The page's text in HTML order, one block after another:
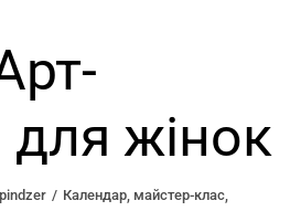
для жінок
Календар майстер-клас